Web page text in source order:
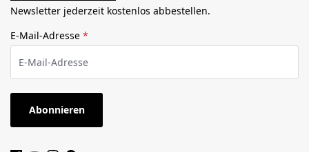
Newsletter jederzeit kostenlos abbestellen.
E-Mail-Adresse *
Abonnieren